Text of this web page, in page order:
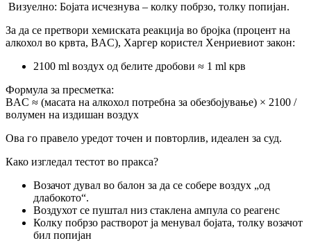
Визуелно: Бојата исчезнува – колку побрзо, толку попијан.
За да се претвори хемиската реакција во бројка (процент на
алкохол во крвта, BAC), Харгер користел Хенриевиот закон:
2100 ml воздух од белите дробови ≈ 1 ml крв
Формула за пресметка:
BAC ≈ (масата на алкохол потребна за обезбојување) × 2100 /
волумен на издишан воздух
Ова го правело уредот точен и повторлив, идеален за суд.
Како изгледал тестот во пракса?
Возачот дувал во балон за да се собере воздух „од
длабокото“.
Воздухот се пуштал низ стаклена ампула со реагенс
Колку побрзо растворот ја менувал бојата, толку возачот
бил попијан